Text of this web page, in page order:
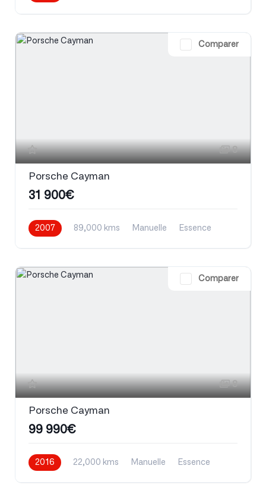
Comparer
8
Porsche Cayman
31 900€
2007 89,000 kms Manuelle Essence
Comparer
8
Porsche Cayman
99 990€
2016 22,000 kms Manuelle Essence